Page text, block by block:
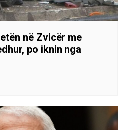
në Zvicër me
po iknin nga